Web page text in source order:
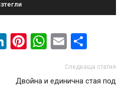
LinkedIn
Pinterest
WhatsApp
Email
Следваща статия
Двойна и единична стая под